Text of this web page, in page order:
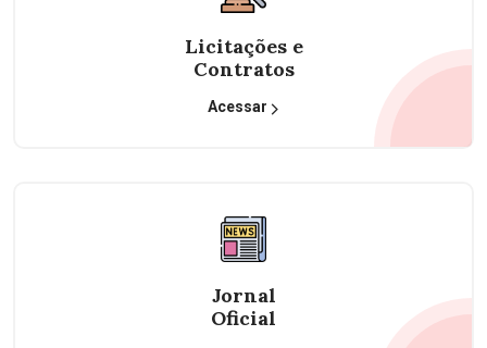
Licitações e
Contratos
Acessar
Jornal
Oficial